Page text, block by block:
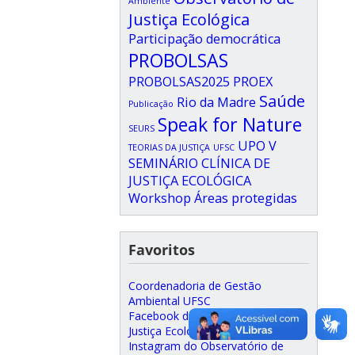
Justiça Ecológica
Participação democrática
PROBOLSAS
PROBOLSAS2025 PROEX
Publicação Rio da Madre Saúde
SEURS Speak for Nature
TEORIAS DA JUSTIÇA UFSC UPO V
SEMINÁRIO CLÍNICA DE
JUSTIÇA ECOLÓGICA
Workshop Áreas protegidas
Favoritos
Coordenadoria de Gestão
Ambiental UFSC
Facebook do Observatório de
Justiça Ecológica
Instagram do Observatório de